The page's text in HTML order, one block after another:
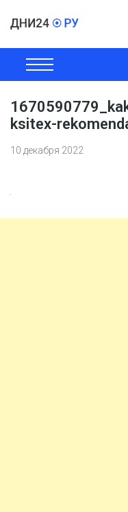
ОБЩЕСТВО
ksitex-
10 декабря 2022